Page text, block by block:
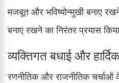
मजबूत और भविष्योन्मुखी बनाए
बनाए रखने का निरंतर प्रयास
व्यक्तिगत बधाई और
रणनीतिक और राजनीतिक